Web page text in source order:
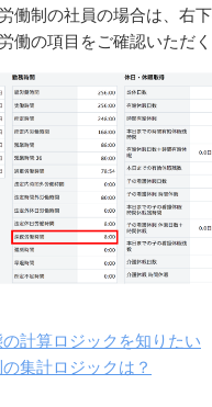
働制の社員の場合は、右
働の項目をご確認いただく
計算ロジックを知りたい
集計ロジックは？